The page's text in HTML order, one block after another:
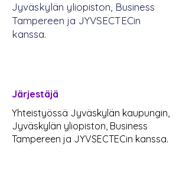
Jyväskylän yliopiston, Business
Tampereen ja JYVSECTECin
kanssa.
Järjestäjä
Yhteistyössä Jyväskylän kaupungin,
Jyväskylän yliopiston, Business
Tampereen ja JYVSECTECin kanssa.